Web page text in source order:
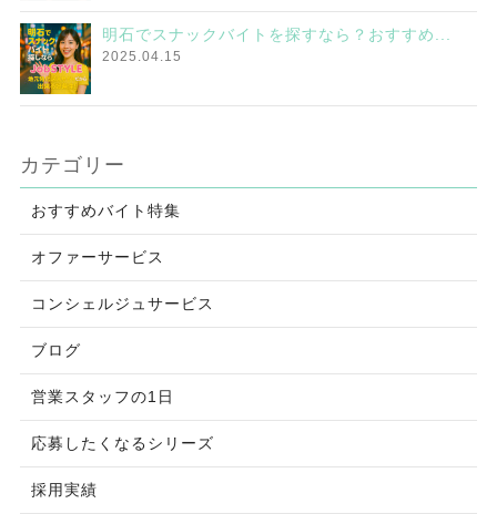
明石でスナックバイトを探すなら？おすすめ...
2025.04.15
カテゴリー
おすすめバイト特集
オファーサービス
コンシェルジュサービス
ブログ
営業スタッフの1日
応募したくなるシリーズ
採用実績